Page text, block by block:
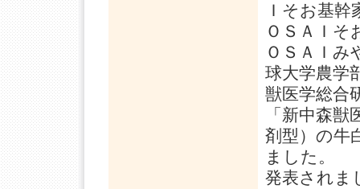
Ｉそお基
ＯＳＡＩそ
ＯＳＡＩみ
球大学農学
獣医学総合
「新中森
剤型）の牛
ました。
発表されま